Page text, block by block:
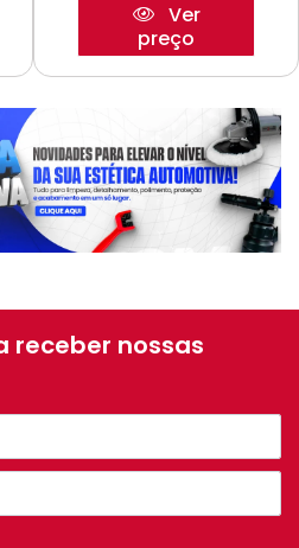
Ver
preço
receber nossas